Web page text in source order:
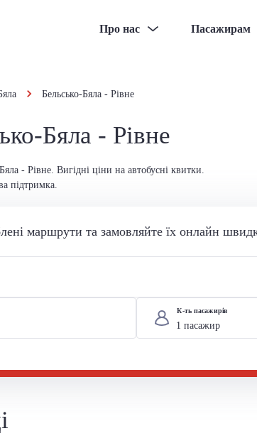
Про нас Пасажирам
Бельсько-Бяла - Рівне
Бяла - Рівне
- Рівне. Вигідні ціни на автобусні квитки.
підтримка.
маршрути та замовляйте їх онлайн
К-ть пасажирів